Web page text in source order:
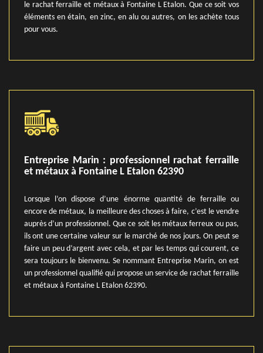
le rachat ferraille et métaux à Fontaine L Etalon. Que ce soit vos
éléments en étain, en zinc, en alu ou autres, on les achète tous
pour vous.
Entreprise Marin : professionnel rachat ferraille
et métaux à Fontaine L Etalon 62390
Lorsque l’on dispose d’une énorme quantité de ferraille ou
encore de métaux, la meilleure des choses à faire, c’est le vendre
auprès d’un professionnel. Que ce soit les métaux ferreux ou pas,
ils ont une certaine valeur sur le marché de nos jours. On peut se
faire un peu d’argent avec cela, et par les temps qui courent, ce
sera toujours le bienvenu. Se nommant Entreprise Marin, on est
un professionnel qualifié qui propose un service de rachat ferraille
et métaux à Fontaine L Etalon 62390.